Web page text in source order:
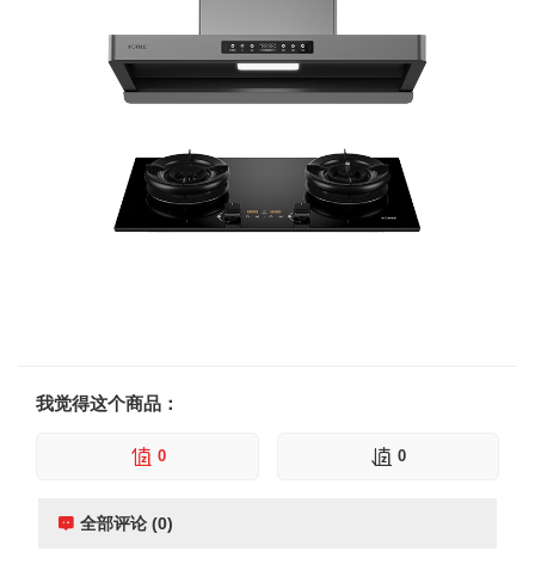
我觉得这个商品：
0 0
全部评论 (0)